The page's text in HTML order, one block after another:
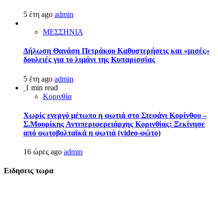
5 έτη ago admin
ΜΕΣΣΗΝΙΑ
Δήλωση Θανάση Πετράκου Καθυστερήσεις και «μισές»
δουλειές για το λιμάνι της Κυπαρισσίας
5 έτη ago admin
1 min read
Κορινθία
Χωρίς ενεργό μέτωπο η φωτιά στο Στεφάνι Κορίνθου –
Σ.Μουρίκης Αντιπεριφερειάρχης Κορινθίας: Ξεκίνησε
από φωτοβολταϊκά η φωτιά (video-φώτο)
16 ώρες ago admin
Ειδησεις τωρα